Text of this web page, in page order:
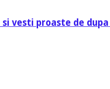
vesti proaste de dupa